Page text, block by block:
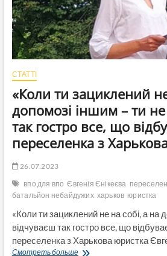
СТАТТІ
«Коли ти зациклений
допомозі іншим – ти
так гостро все, що
переселенка з
26.07.2023
впо для впо Євгенія Єнікеєва
батальйон небайдужих харьков юристка
«Коли ти зациклений не на собі, а на
відчуваєш так гостро все, що
переселенка з Харькова юристка
Смотреть больше«Коли